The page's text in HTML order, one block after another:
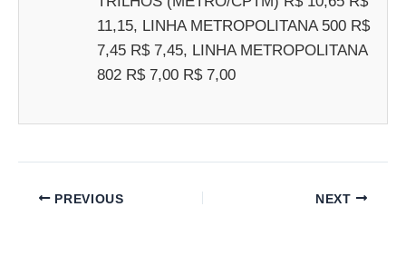
11,15, LINHA METROPOLITANA 500 R$
7,45 R$ 7,45, LINHA METROPOLITANA
802 R$ 7,00 R$ 7,00
PREVIOUS NEXT